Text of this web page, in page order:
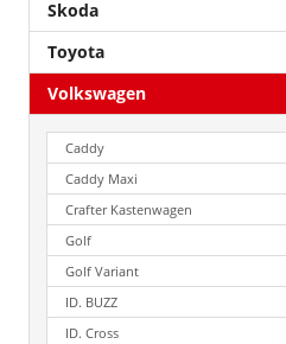
Skoda
Toyota
Volkswagen
Caddy
Caddy Maxi
Crafter Kastenwagen
Golf
Golf Variant
ID. BUZZ
ID. Cross